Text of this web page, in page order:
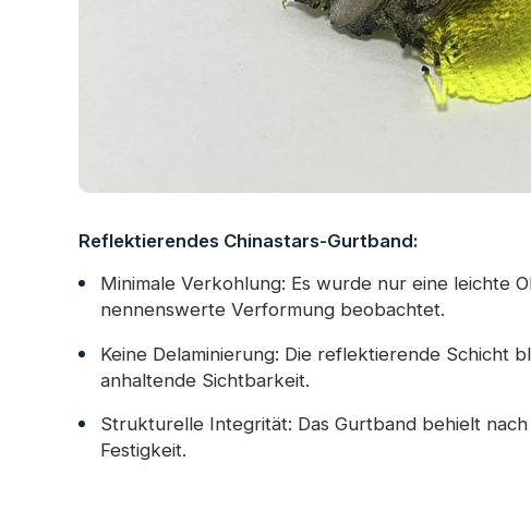
Reflektierendes Chinastars-Gurtband:
Minimale Verkohlung: Es wurde nur eine leichte
nennenswerte Verformung beobachtet.
Keine Delaminierung: Die reflektierende Schicht
anhaltende Sichtbarkeit.
Strukturelle Integrität: Das Gurtband behielt
Festigkeit.